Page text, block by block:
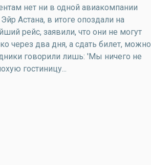
нет ни в одной авиакомпании
Астана, в итоге опоздали на
рейс, заявили, что они не могут
через два дня, а сдать билет, можно
говорили лишь: 'Мы ничего не
гостиницу...